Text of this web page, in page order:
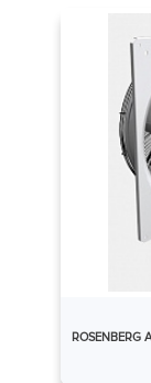
ROSENBERG